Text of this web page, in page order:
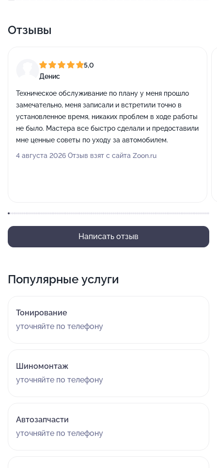
Отзывы
5,0
Денис
Техническое обслуживание по плану у меня прошло
замечательно, меня записали и встретили точно в
установленное время, никаких проблем в ходе работы
не было. Мастера все быстро сделали и предоставили
мне ценные советы по уходу за автомобилем.
4 августа 2026 Отзыв взят с сайта Zoon.ru
Написать отзыв
Популярные услуги
Тонирование
уточняйте по телефону
Шиномонтаж
уточняйте по телефону
Автозапчасти
уточняйте по телефону